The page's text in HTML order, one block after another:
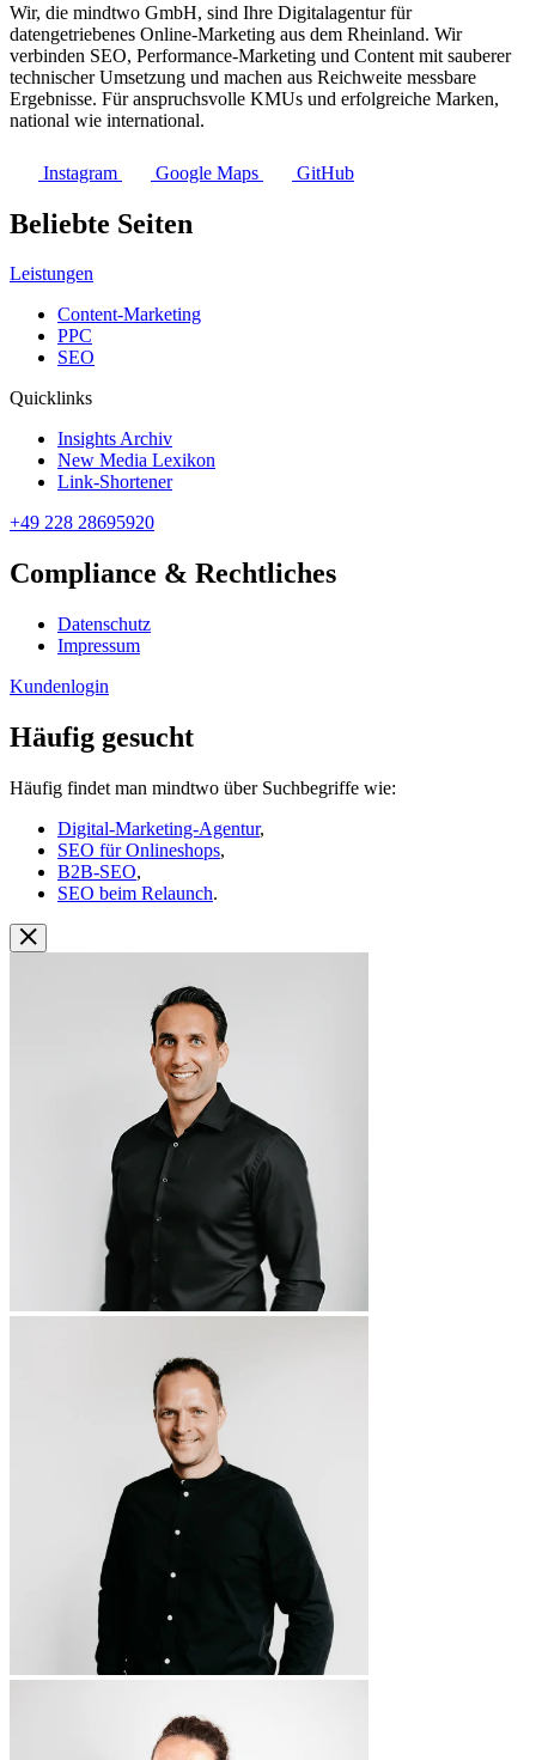
Wir, die mindtwo GmbH, sind Ihre Digitalagentur für
datengetriebenes Online-Marketing aus dem Rheinland. Wir
verbinden SEO, Performance-Marketing und Content mit sauberer
technischer Umsetzung und machen aus Reichweite messbare
Ergebnisse. Für anspruchsvolle KMUs und erfolgreiche Marken,
national wie international.
Instagram Google Maps GitHub
Beliebte Seiten
Leistungen
Content-Marketing
PPC
SEO
Quicklinks
Insights Archiv
New Media Lexikon
Link-Shortener
+49 228 28695920
Compliance & Rechtliches
Datenschutz
Impressum
Kundenlogin
Häufig gesucht
Häufig findet man mindtwo über Suchbegriffe wie:
Digital-Marketing-Agentur,
SEO für Onlineshops,
B2B-SEO,
SEO beim Relaunch.